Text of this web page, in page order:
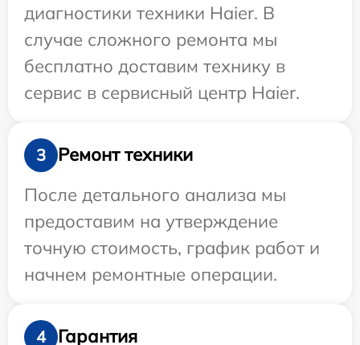
диагностики техники Haier. В
случае сложного ремонта мы
бесплатно доставим технику в
сервис в сервисный центр Haier.
3
Ремонт техники
После детального анализа мы
предоставим на утверждение
точную стоимость, график работ и
начнем ремонтные операции.
4 Гарантия